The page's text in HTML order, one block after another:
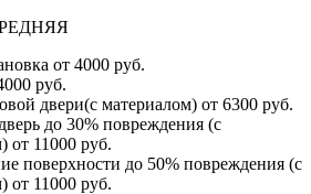
от 4000 руб.
руб.
двери(с материалом) от 6300 руб.
до 30% повреждения (с
от 11000 руб.
поверхности до 50% повреждения (с
от 11000 руб.